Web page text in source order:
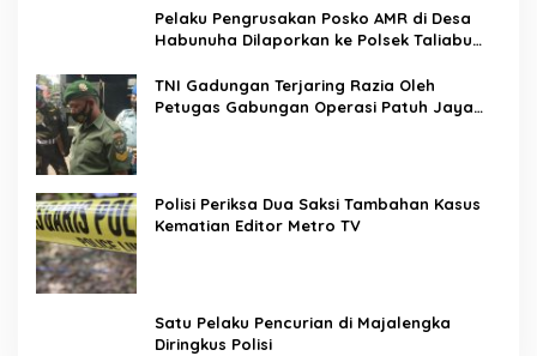
Pelaku Pengrusakan Posko AMR di Desa
Habunuha Dilaporkan ke Polsek Taliabu
TNI Gadungan Terjaring Razia Oleh
Petugas Gabungan Operasi Patuh Jaya
Polisi Periksa Dua Saksi Tambahan Kasus
Kematian Editor Metro TV
Satu Pelaku Pencurian di Majalengka
Diringkus Polisi